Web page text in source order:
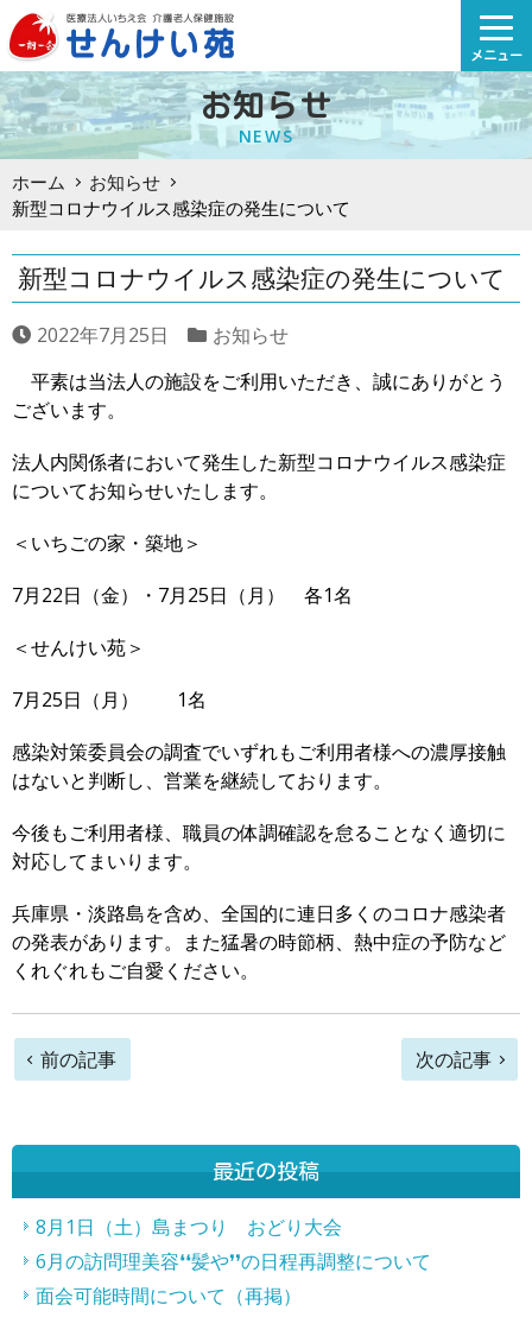
Skip
to
content
メニュー
お知らせ
NEWS
ホーム
お知らせ
新型コロナウイルス感染症の発生について
新型コロナウイルス感染症の発生について
2022年7月25日
お知らせ
平素は当法人の施設をご利用いただき、誠にありがとう
ございます。
法人内関係者において発生した新型コロナウイルス感染症
についてお知らせいたします。
＜いちごの家・築地＞
7月22日（金）・7月25日（月） 各1名
＜せんけい苑＞
7月25日（月） 1名
感染対策委員会の調査でいずれもご利用者様への濃厚接触
はないと判断し、営業を継続しております。
今後もご利用者様、職員の体調確認を怠ることなく適切に
対応してまいります。
兵庫県・淡路島を含め、全国的に連日多くのコロナ感染者
の発表があります。また猛暑の時節柄、熱中症の予防など
くれぐれもご自愛ください。
前
の
事
へ
前の記事 次の記事
最近の投稿
8月1日（土）島まつり おどり大会
6月の訪問理美容❛❛髪や❜❜の日程再調整について
面会可能時間について（再掲）